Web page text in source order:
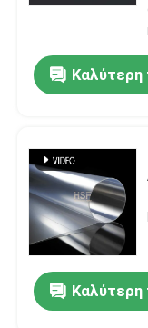
Καλύτερη
Καλύτερη